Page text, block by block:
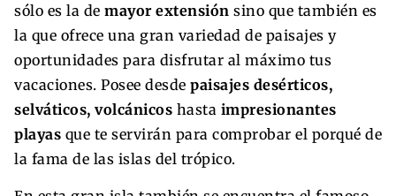
sólo es la de mayor extensión sino que también es
la que ofrece una gran variedad de paisajes y
oportunidades para disfrutar al máximo tus
vacaciones. Posee desde paisajes desérticos,
selváticos, volcánicos hasta impresionantes
playas que te servirán para comprobar el porqué de
la fama de las islas del trópico.